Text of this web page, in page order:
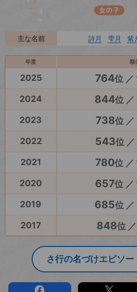
女の子
主な名前 詩月 雫月 紫
年度 順
2025 764位 ／
2024
844位
2023
738位 ／
2022
543位
2021
780位 ／
2020
657位 ／
2019
685位
2017
848位
さ行の名づけエピソー